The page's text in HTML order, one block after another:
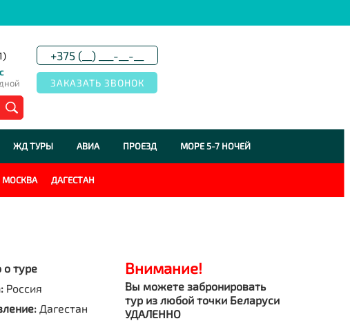
ЖД ТУРЫ АВИА ПРОЕЗД МОРЕ 5-7 НОЧЕЙ
МОСКВА ДАГЕСТАН
о туре
Россия
Дагестан
Внимание!
Вы можете забронировать
тур из любой точки Беларуси
УДАЛЕННО